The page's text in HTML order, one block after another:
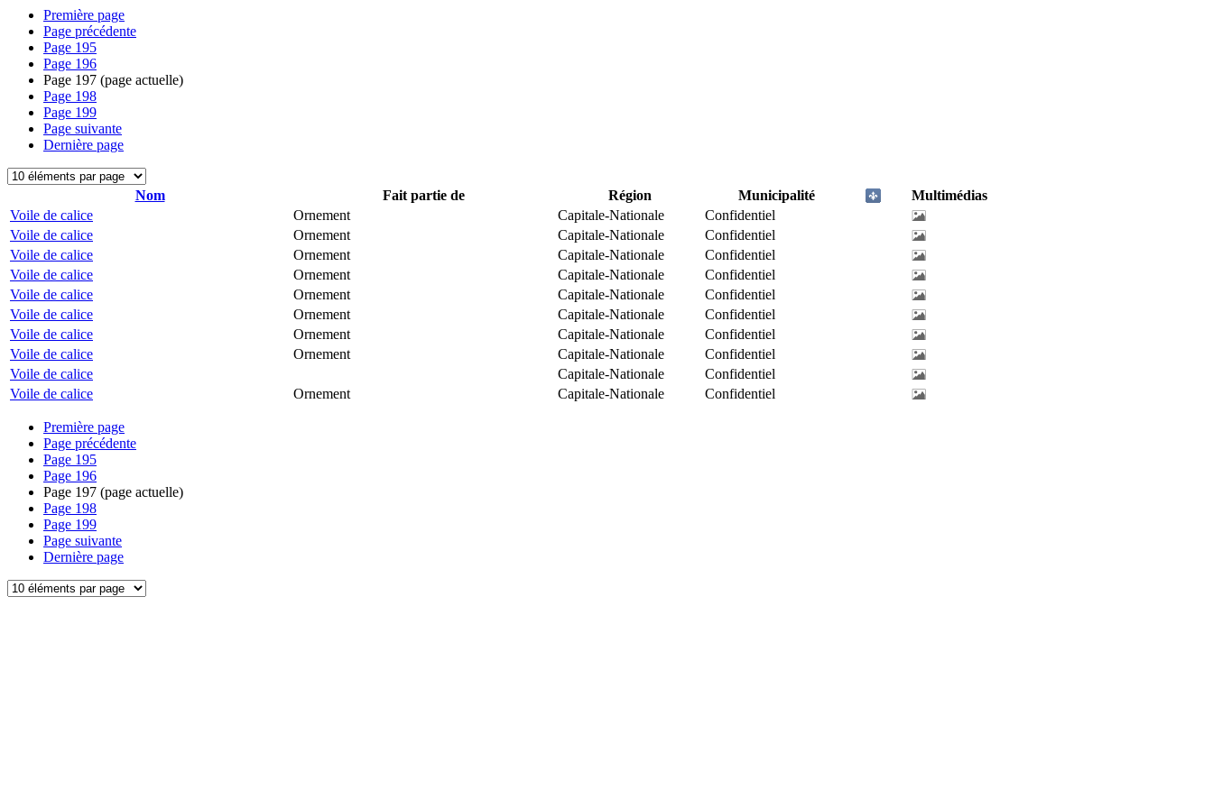
Première page
Page précédente
Page 195
Page 196
Page 197 (page actuelle)
Page 198
Page 199
Page suivante
Dernière page
Nom Fait partie de Région Municipalité
Multimédias
Voile de calice
Ornement Capitale-Nationale
Confidentiel
Voile de calice
Ornement Capitale-Nationale
Confidentiel
Voile de calice
Ornement Capitale-Nationale
Confidentiel
Voile de calice
Ornement Capitale-Nationale
Confidentiel
Voile de calice
Ornement Capitale-Nationale
Confidentiel
Voile de calice
Ornement Capitale-Nationale
Confidentiel
Voile de calice
Ornement Capitale-Nationale
Confidentiel
Voile de calice
Ornement Capitale-Nationale
Confidentiel
Voile de calice
Capitale-Nationale
Confidentiel
Voile de calice
Ornement Capitale-Nationale Confidentiel
Première page
Page précédente
Page 195
Page 196
Page 197 (page actuelle)
Page 198
Page 199
Page suivante
Dernière page